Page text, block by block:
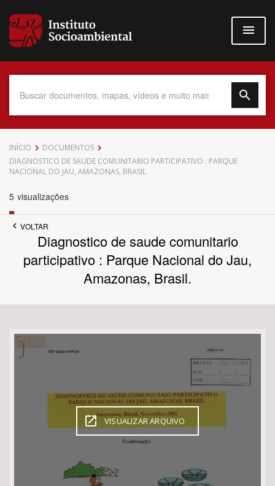
para
conteúdo
Data do Documento
Povo Indígena
Bioma / Bacia
Tema
Área de Levantamento
Área Protegida
INÍCIO
DOCUMENTOS
DIAGNOSTICO DE SAUDE COMUNITARIO PARTICIPATIVO : PARQUE
NACIONAL DO JAU, AMAZONAS, BRASIL.
5 visualizações
VOLTAR
Diagnostico de saude comunitario
participativo : Parque Nacional do Jau,
Amazonas, Brasil.
VISUALIZAR ARQUIVO